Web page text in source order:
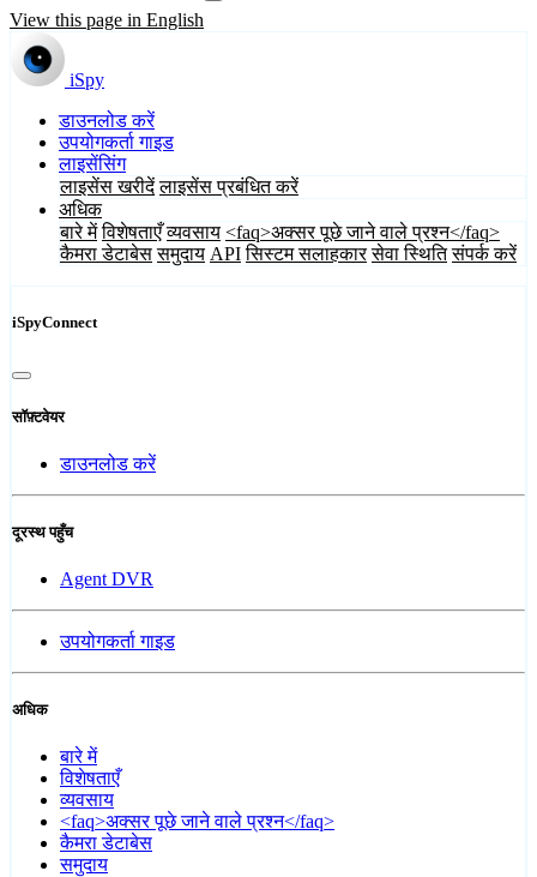
View this page in English
iSpy
डाउनलोड करें
उपयोगकर्ता गाइड
लाइसेंसिंग
लाइसेंस खरीदें लाइसेंस प्रबंधित करें
अधिक
बारे में विशेषताएँ व्यवसाय <faq>अक्सर पूछे जाने वाले प्रश्न</faq>
कैमरा डेटाबेस समुदाय API सिस्टम सलाहकार सेवा स्थिति संपर्क करें
iSpyConnect
सॉफ़्टवेयर
डाउनलोड करें
दूरस्थ पहुँच
Agent DVR
उपयोगकर्ता गाइड
अधिक
बारे में
विशेषताएँ
व्यवसाय
<faq>अक्सर पूछे जाने वाले प्रश्न</faq>
कैमरा डेटाबेस
समुदाय